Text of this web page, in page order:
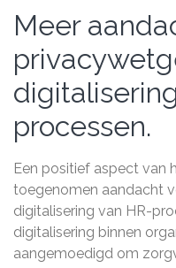
Meer
processen.
Een positief aspect van
toegenomen aandacht
digitalisering van HR-
digitalisering binnen
aangemoedigd om